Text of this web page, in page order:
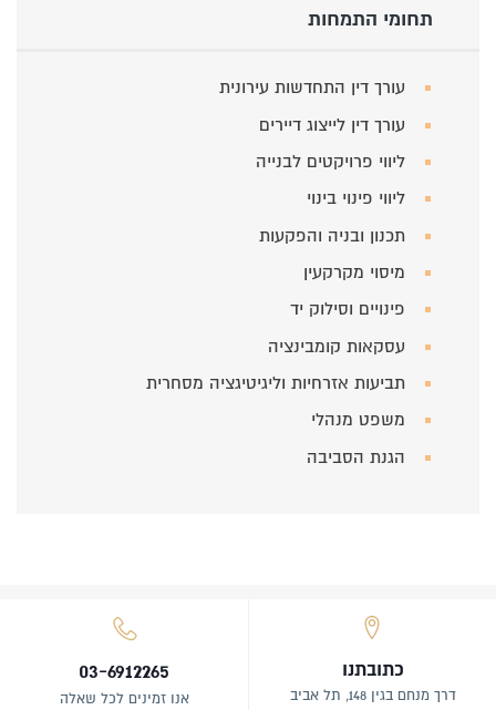
תחומי התמחות
עורך דין התחדשות עירונית
עורך דין לייצוג דיירים
ליווי פרויקטים לבנייה
ליווי פינוי בינוי
תכנון ובניה והפקעות
מיסוי מקרקעין
פינויים וסילוק יד
עסקאות קומבינציה
תביעות אזרחיות וליגיטיגציה מסחרית
משפט מנהלי
הגנת הסביבה
כתובתנו
דרך מנחם בגין 148, תל אביב
03-6912265
אנו זמינים לכל שאלה